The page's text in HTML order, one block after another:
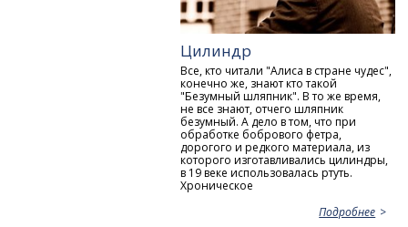
Цилиндр
Все, кто читали "Алиса в стране чудес",
конечно же, знают кто такой
"Безумный шляпник". В то же время,
не все знают, отчего шляпник
безумный. А дело в том, что при
обработке бобрового фетра,
дорогого и редкого материала, из
которого изготавливались цилиндры,
в 19 веке использовалась ртуть.
Хроническое
Подробнее